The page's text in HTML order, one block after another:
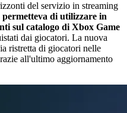
del servizio in streaming
permetteva di utilizzare in
sul catalogo di Xbox Game
dai giocatori. La nuova
ristretta di giocatori nelle
all'ultimo aggiornamento